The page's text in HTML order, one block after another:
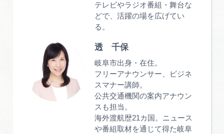
テレビやラジオ番組・舞台な
どで、活躍の場を広げてい
る。
透 千保
岐阜市出身・在住。
フリーアナウンサー、ビジネ
スマナー講師。
公共交通機関の案内アナウン
スも担当。
海外渡航歴21カ国。ニュース
や番組取材を通じて得た岐阜